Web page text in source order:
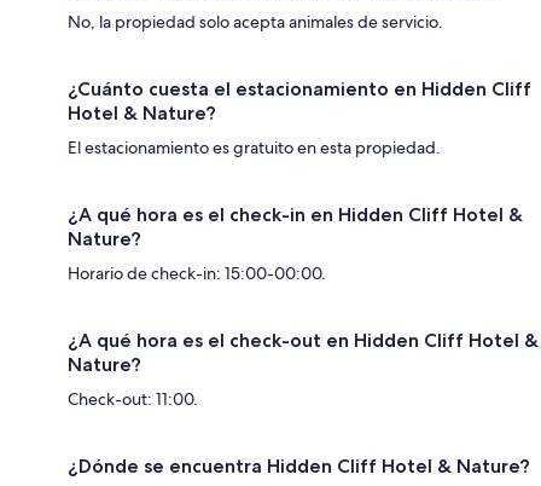
No, la propiedad solo acepta animales de servicio.
¿Cuánto cuesta el estacionamiento en Hidden Cliff
Hotel & Nature?
El estacionamiento es gratuito en esta propiedad.
¿A qué hora es el check-in en Hidden Cliff Hotel &
Nature?
Horario de check-in: 15:00-00:00.
¿A qué hora es el check-out en Hidden Cliff Hotel &
Nature?
Check-out: 11:00.
¿Dónde se encuentra Hidden Cliff Hotel & Nature?